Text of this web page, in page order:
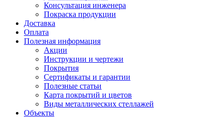
Консультация инженера
Покраска продукции
Доставка
Оплата
Полезная информация
Акции
Инструкции и чертежи
Покрытия
Сертификаты и гарантии
Полезные статьи
Карта покрытий и цветов
Виды металлических стеллажей
Объекты